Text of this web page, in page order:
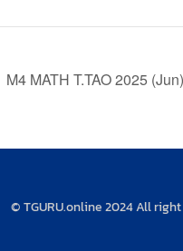
M4 MATH T.TAO 2025 (Jun)
© TGURU.online 2024 All